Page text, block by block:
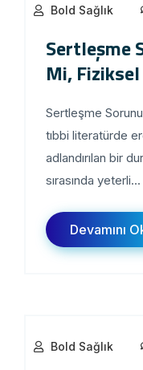
Bold Sağlık
Sertleşme
Mi, Fiziksel
Sertleşme
tıbbi literatürde
adlandırılan bir
sırasında yeterli...
Devamını
Bold Sağlık